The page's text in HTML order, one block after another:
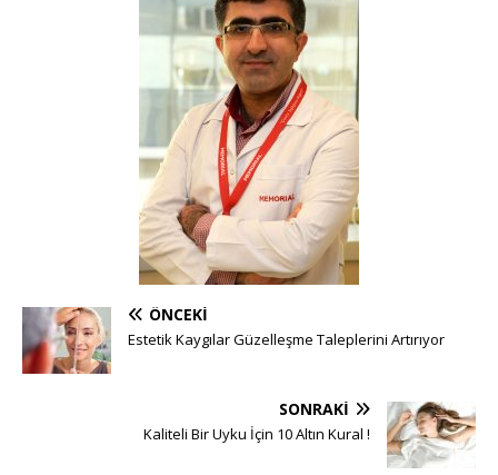
ÖNCEKI
Estetik Kaygılar Güzelleşme Taleplerini Artırıyor
SONRAKI
Kaliteli Bir Uyku İçin 10 Altın Kural !